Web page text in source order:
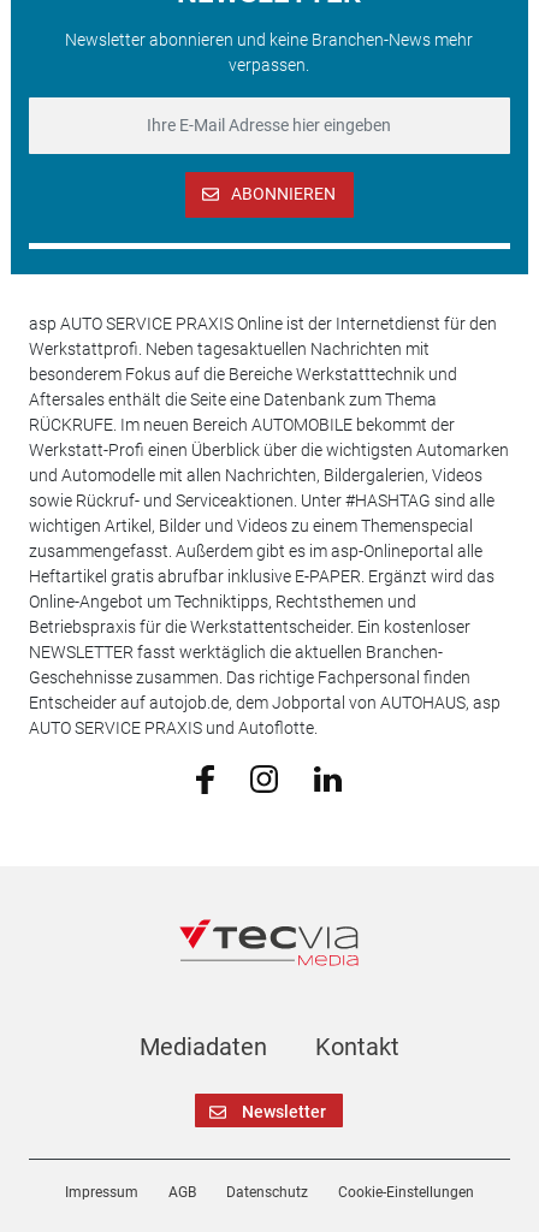
Newsletter abonnieren und keine Branchen-News mehr
verpassen.
ABONNIEREN
asp AUTO SERVICE PRAXIS Online ist der Internetdienst für den
Werkstattprofi. Neben tagesaktuellen Nachrichten mit
besonderem Fokus auf die Bereiche Werkstatttechnik und
Aftersales enthält die Seite eine Datenbank zum Thema
RÜCKRUFE. Im neuen Bereich AUTOMOBILE bekommt der
Werkstatt-Profi einen Überblick über die wichtigsten Automarken
und Automodelle mit allen Nachrichten, Bildergalerien, Videos
sowie Rückruf- und Serviceaktionen. Unter #HASHTAG sind alle
wichtigen Artikel, Bilder und Videos zu einem Themenspecial
zusammengefasst. Außerdem gibt es im asp-Onlineportal alle
Heftartikel gratis abrufbar inklusive E-PAPER. Ergänzt wird das
Online-Angebot um Techniktipps, Rechtsthemen und
Betriebspraxis für die Werkstattentscheider. Ein kostenloser
NEWSLETTER fasst werktäglich die aktuellen Branchen-
Geschehnisse zusammen. Das richtige Fachpersonal finden
Entscheider auf autojob.de, dem Jobportal von AUTOHAUS, asp
AUTO SERVICE PRAXIS und Autoflotte.
Mediadaten Kontakt
Newsletter
Impressum AGB Datenschutz Cookie-Einstellungen